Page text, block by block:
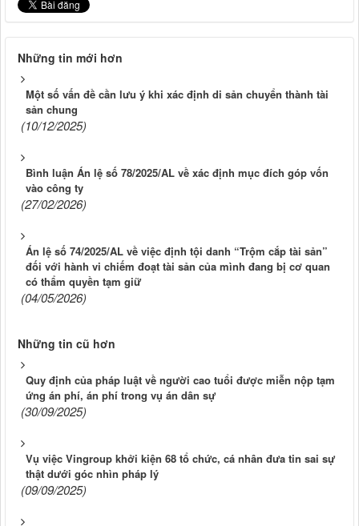
Những tin mới hơn
Một số vấn đề cần lưu ý khi xác định di sản chuyển thành tài
sản chung
(10/12/2025)
Bình luận Án lệ số 78/2025/AL về xác định mục đích góp vốn
vào công ty
(27/02/2026)
Án lệ số 74/2025/AL về việc định tội danh “Trộm cắp tài sản”
đối với hành vi chiếm đoạt tài sản của mình đang bị cơ quan
có thẩm quyền tạm giữ
(04/05/2026)
Những tin cũ hơn
Quy định của pháp luật về người cao tuổi được miễn nộp tạm
ứng án phí, án phí trong vụ án dân sự
(30/09/2025)
Vụ việc Vingroup khởi kiện 68 tổ chức, cá nhân đưa tin sai sự
thật dưới góc nhìn pháp lý
(09/09/2025)